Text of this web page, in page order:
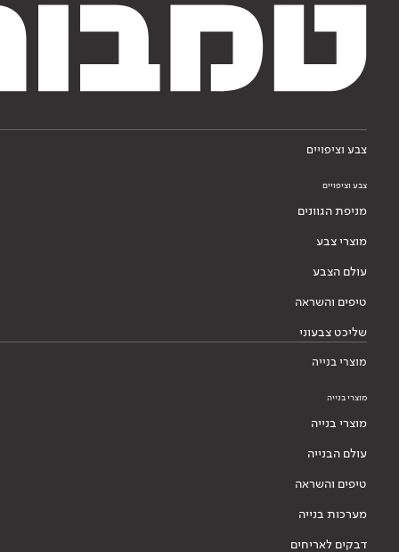
צבע וציפויים
צבע וציפויים
מניפת הגוונים
מוצרי צבע
עולם הצבע
טיפים והשראה
שליכט צבעוני
מוצרי בנייה
מוצרי בנייה
מוצרי בנייה
עולם הבנייה
טיפים והשראה
מערכות בנייה
דבקים לאריחים